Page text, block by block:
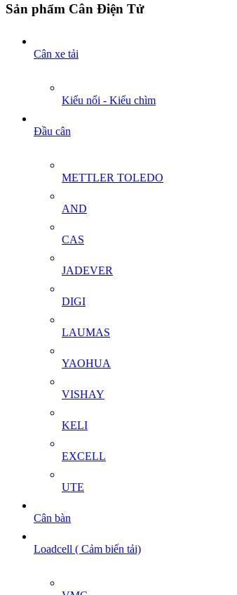
Sản phẩm Cân Điện Tử
Cân xe tải
Kiểu nổi - Kiểu chìm
Đầu cân
METTLER TOLEDO
AND
CAS
JADEVER
DIGI
LAUMAS
YAOHUA
VISHAY
KELI
EXCELL
UTE
Cân bàn
Loadcell ( Cảm biến tải)